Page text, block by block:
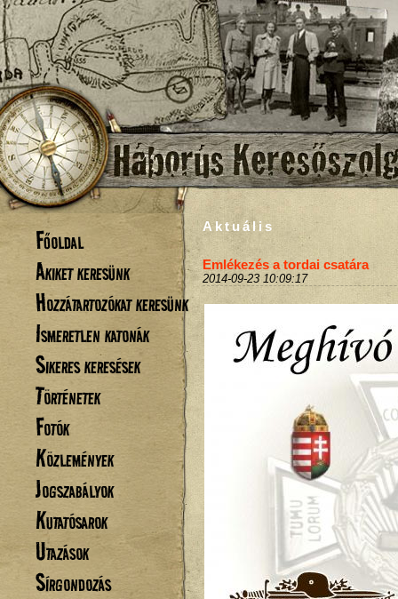
Főoldal
Akiket keresünk
Hozzátartozókat keresünk
Ismeretlen katonák
Sikeres keresések
Történetek
Fotók
Közlemények
Jogszabályok
Kutatósarok
Utazások
Sírgondozás
Aktuális
Emlékezés a tordai csatára
2014-09-23 10:09:17